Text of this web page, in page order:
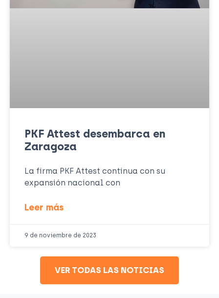
PKF Attest desembarca en
Zaragoza
La firma PKF Attest continua con su
expansión nacional con
Leer más
9 de noviembre de 2023
VER TODAS LAS NOTICIAS